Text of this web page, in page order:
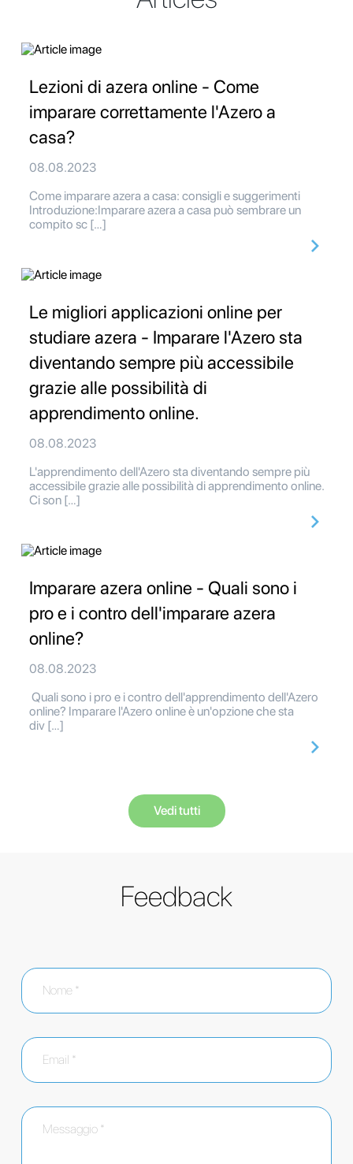
Lezioni di azera online - Come
imparare correttamente l'Azero a
casa?
08.08.2023
Come imparare azera a casa: consigli e suggerimenti
Introduzione:Imparare azera a casa può sembrare un
compito sc […]
Le migliori applicazioni online per
studiare azera - Imparare l'Azero sta
diventando sempre più accessibile
grazie alle possibilità di
apprendimento online.
08.08.2023
L'apprendimento dell'Azero sta diventando sempre più
accessibile grazie alle possibilità di apprendimento online.
Ci son […]
Imparare azera online - Quali sono i
pro e i contro dell'imparare azera
online?
08.08.2023
Quali sono i pro e i contro dell'apprendimento dell'Azero
online? Imparare l'Azero online è un'opzione che sta
div […]
Vedi tutti
Feedback